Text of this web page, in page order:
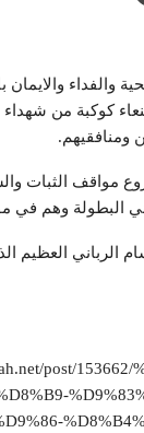
والايمان
كوكبة من شهداء
ومنافقيهم.
مواقف الثبات
البطولة وهم في
الرباني
post/